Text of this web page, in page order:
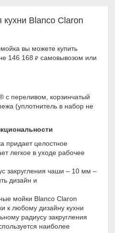
Blanco Claron
вы можете купить
146 168 ₽ самовывозом или
с переливом, корзинчатый
(уплотнитель в набор не
придает целостное
легкое в уходе рабочее
закругления чаши – 10 мм –
дизайн и
мойки Blanco Claron
к любому дизайну кухни
радиусу закругления
наиболее